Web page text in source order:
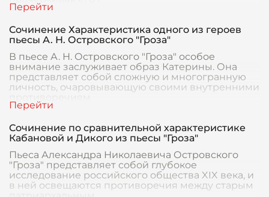
Сочинение Характеристика одного из героев
пьесы А. Н. Островского "Гроза"
В пьесе А. Н. Островского "Гроза" особое
внимание заслуживает образ Катерины. Она
представляет собой сложную и многогранную
личность, очаровывающую своими внутренними
Сочинение по сравнительной характеристике
Кабановой и Дикого из пьесы "Гроза"
Пьеса Александра Николаевича Островского
"Гроза" представляет собой глубокое
исследование российского общества XIX века, и
в ней освещаются противоречия между старым